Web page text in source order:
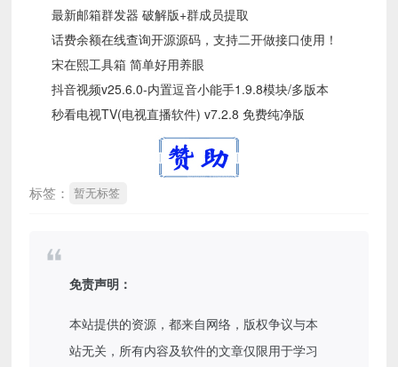
最新邮箱群发器 破解版+群成员提取
话费余额在线查询开源源码，支持二开做接口使用！
宋在熙工具箱 简单好用养眼
抖音视频v25.6.0-内置逗音小能手1.9.8模块/多版本
秒看电视TV(电视直播软件) v7.2.8 免费纯净版
标签： 暂无标签
免责声明：
本站提供的资源，都来自网络，版权争议与本
站无关，所有内容及软件的文章仅限用于学习